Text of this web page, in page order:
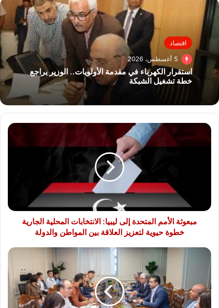
اقتصاد
5 أغسطس، 2026
استقرار الكهرباء في مقدمة الأولويات.. الوزير يراجع
خطة تشغيل الشبكة
مبعوثة
خطوة
بين
والدولة
مبعوثة الأمم المتحدة إلى ليبيا: الانتخابات المحلية الجارية
خطوة حيوية لتعزيز العلاقة بين المواطن والدولة
رئيس
اقتصادية
السويس
يستقبل
وفدًا